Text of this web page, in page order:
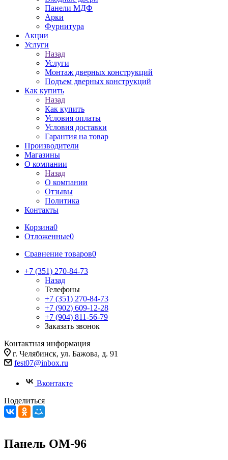
Панели МДФ
Арки
Фурнитура
Акции
Услуги
Назад
Услуги
Монтаж дверных конструкций
Подъем дверных конструкций
Как купить
Назад
Как купить
Условия оплаты
Условия доставки
Гарантия на товар
Производители
Магазины
О компании
Назад
О компании
Отзывы
Политика
Контакты
Корзина0
Отложенные0
Сравнение товаров0
+7 (351) 270-84-73
Назад
Телефоны
+7 (351) 270-84-73
+7 (902) 609-12-28
+7 (904) 811-56-79
Заказать звонок
Контактная информация
г. Челябинск, ул. Бажова, д. 91
fest07@inbox.ru
Вконтакте
Поделиться
Панель ОМ-96